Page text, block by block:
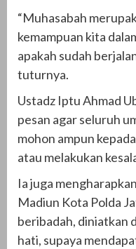
“Muhasabah
kemampuan kita
apakah sudah
tuturnya.
Ustadz Iptu Ahmad
pesan agar seluruh
mohon ampun
atau melakukan
Ia juga
Madiun Kota Polda
beribadah, diniatkan
hati, supaya